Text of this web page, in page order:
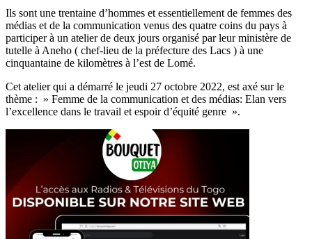
Message
Ils sont une trentaine d’hommes et essentiellement de femmes des
médias et de la communication venus des quatre coins du pays à
participer à un atelier de deux jours organisé par leur ministère de
tutelle à Aneho ( chef-lieu de la préfecture des Lacs ) à une
cinquantaine de kilomètres à l’est de Lomé.
Cet atelier qui a démarré le jeudi 27 octobre 2022, est axé sur le
thème : » Femme de la communication et des médias: Elan vers
l’excellence dans le travail et espoir d’équité genre ».